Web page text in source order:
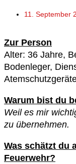
11. September
Zur Person
Alter: 36 Jahre,
Bodenleger,
Warum bist du
Weil es mir
zu übernehmen.
Was schätzt du
Feuerwehr?